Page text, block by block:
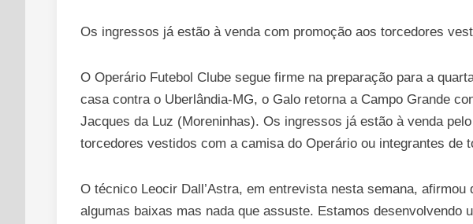
Os ingressos já estão à venda com promoção aos torcedores
O Operário Futebol Clube segue firme na preparação para a
casa contra o Uberlândia-MG, o Galo retorna a Campo Grande
Jacques da Luz (Moreninhas). Os ingressos já estão à venda
torcedores vestidos com a camisa do Operário ou integrantes de
O técnico Leocir Dall’Astra, em entrevista nesta semana,
algumas baixas mas nada que assuste. Estamos desenvolvendo